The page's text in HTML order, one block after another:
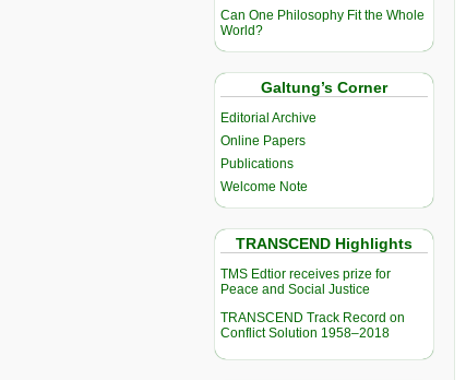
Can One Philosophy Fit the Whole
World?
Galtung’s Corner
Editorial Archive
Online Papers
Publications
Welcome Note
TRANSCEND Highlights
TMS Edtior receives prize for
Peace and Social Justice
TRANSCEND Track Record on
Conflict Solution 1958–2018